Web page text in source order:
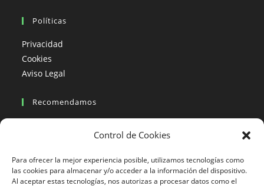
Control de Cookies
Para ofrecer la mejor experiencia posible, utilizamos tecnologías como
las cookies para almacenar y/o acceder a la información del dispositivo.
Al aceptar estas tecnologías, nos autorizas a procesar datos como el
Políticas
Privacidad
Cookies
Aviso Legal
Recomendamos
Viajes en moto organizados
Blogs viajes en moto
Más Visto